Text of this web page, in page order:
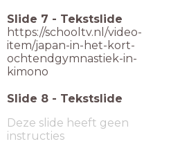
Slide 7 - Tekstslide
https://schooltv.nl/video-
item/japan-in-het-kort-
ochtendgymnastiek-in-
kimono
Slide 8 - Tekstslide
Deze slide heeft geen
instructies